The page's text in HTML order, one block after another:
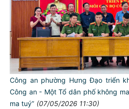
Công an phường Hưng Đạo triển
Công an - Một Tổ dân phố không
ma tuý” (07/05/2026 11:30)